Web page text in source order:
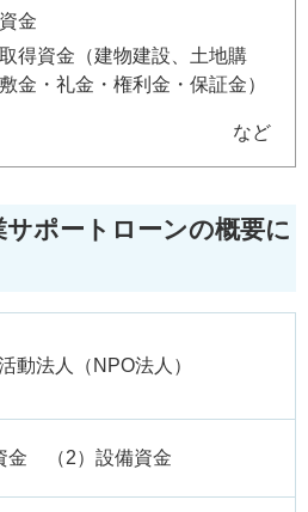
金
得資金（建物建設、土地購
金・礼金・権利金・保証金）
など
ポートローンの概要に
動法人（NPO法人）
金 （2）設備資金